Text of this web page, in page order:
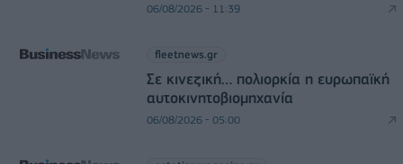
06/08/2026 - 11:39
fleetnews.gr
Σε κινεζική… πολιορκία η ευρωπαϊκή
αυτοκινητοβιομηχανία
06/08/2026 - 05:00